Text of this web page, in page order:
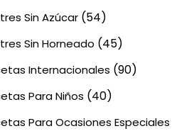
Sin Azúcar(54)
Sin Horneado (45)
Internacionales (90)
Para Niños (40)
Para Ocasiones Especiales